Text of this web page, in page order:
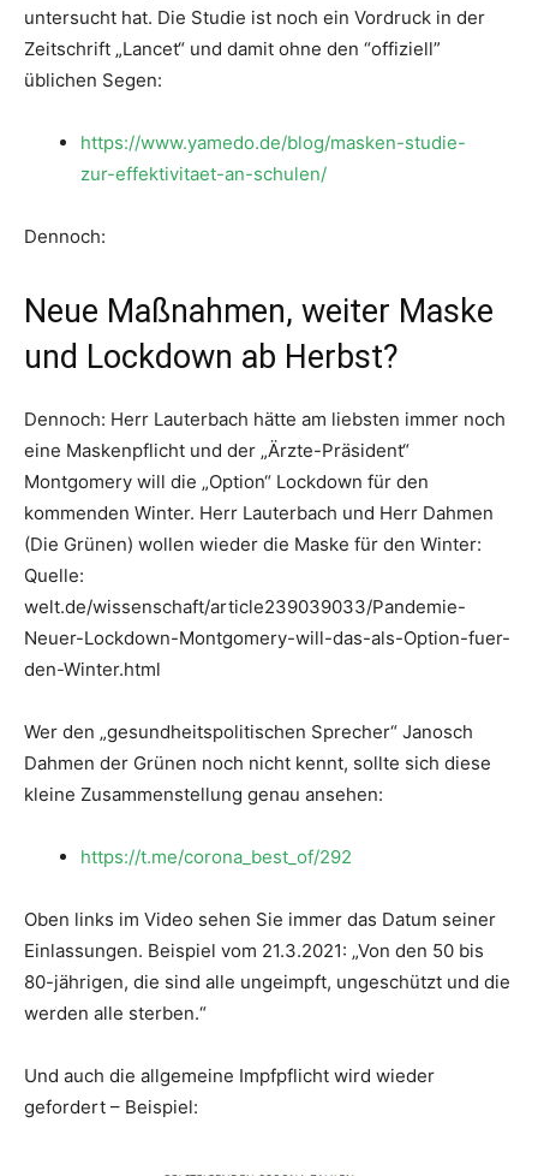
untersucht hat. Die Studie ist noch ein Vordruck in der
Zeitschrift „Lancet“ und damit ohne den “offiziell”
üblichen Segen:
https://www.yamedo.de/blog/masken-studie-
zur-effektivitaet-an-schulen/
Dennoch:
Neue Maßnahmen, weiter Maske
und Lockdown ab Herbst?
Dennoch: Herr Lauterbach hätte am liebsten immer noch
eine Maskenpflicht und der „Ärzte-Präsident“
Montgomery will die „Option“ Lockdown für den
kommenden Winter. Herr Lauterbach und Herr Dahmen
(Die Grünen) wollen wieder die Maske für den Winter:
Quelle:
welt.de/wissenschaft/article239039033/Pandemie-
Neuer-Lockdown-Montgomery-will-das-als-Option-fuer-
den-Winter.html
Wer den „gesundheitspolitischen Sprecher“ Janosch
Dahmen der Grünen noch nicht kennt, sollte sich diese
kleine Zusammenstellung genau ansehen:
https://t.me/corona_best_of/292
Oben links im Video sehen Sie immer das Datum seiner
Einlassungen. Beispiel vom 21.3.2021: „Von den 50 bis
80-jährigen, die sind alle ungeimpft, ungeschützt und die
werden alle sterben.“
Und auch die allgemeine Impfpflicht wird wieder
gefordert – Beispiel: